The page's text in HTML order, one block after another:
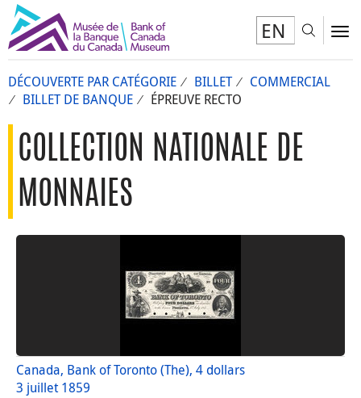
EN
DÉCOUVERTE PAR CATÉGORIE BILLET
COMMERCIAL
BILLET DE BANQUE
ÉPREUVE RECTO
COLLECTION NATIONALE DE
MONNAIES
Canada, Bank of Toronto (The), 4 dollars
3 juillet 1859